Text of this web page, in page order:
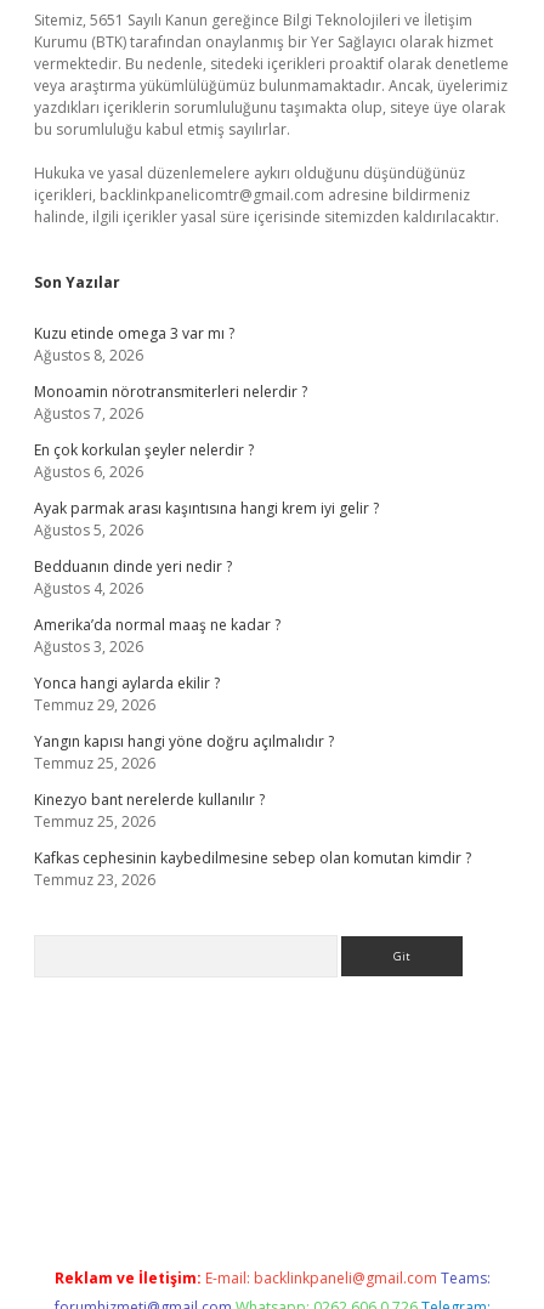
Sitemiz, 5651 Sayılı Kanun gereğince Bilgi Teknolojileri ve İletişim
Kurumu (BTK) tarafından onaylanmış bir Yer Sağlayıcı olarak hizmet
vermektedir. Bu nedenle, sitedeki içerikleri proaktif olarak denetleme
veya araştırma yükümlülüğümüz bulunmamaktadır. Ancak, üyelerimiz
yazdıkları içeriklerin sorumluluğunu taşımakta olup, siteye üye olarak
bu sorumluluğu kabul etmiş sayılırlar.
Hukuka ve yasal düzenlemelere aykırı olduğunu düşündüğünüz
içerikleri, backlinkpanelicomtr@gmail.com adresine bildirmeniz
halinde, ilgili içerikler yasal süre içerisinde sitemizden kaldırılacaktır.
Son Yazılar
Kuzu etinde omega 3 var mı ?
Ağustos 8, 2026
Monoamin nörotransmiterleri nelerdir ?
Ağustos 7, 2026
En çok korkulan şeyler nelerdir ?
Ağustos 6, 2026
Ayak parmak arası kaşıntısına hangi krem iyi gelir ?
Ağustos 5, 2026
Bedduanın dinde yeri nedir ?
Ağustos 4, 2026
Amerika’da normal maaş ne kadar ?
Ağustos 3, 2026
Yonca hangi aylarda ekilir ?
Temmuz 29, 2026
Yangın kapısı hangi yöne doğru açılmalıdır ?
Temmuz 25, 2026
Kinezyo bant nerelerde kullanılır ?
Temmuz 25, 2026
Kafkas cephesinin kaybedilmesine sebep olan komutan kimdir ?
Temmuz 23, 2026
Reklam ve İletişim: E-mail: backlinkpaneli@gmail.com Teams: